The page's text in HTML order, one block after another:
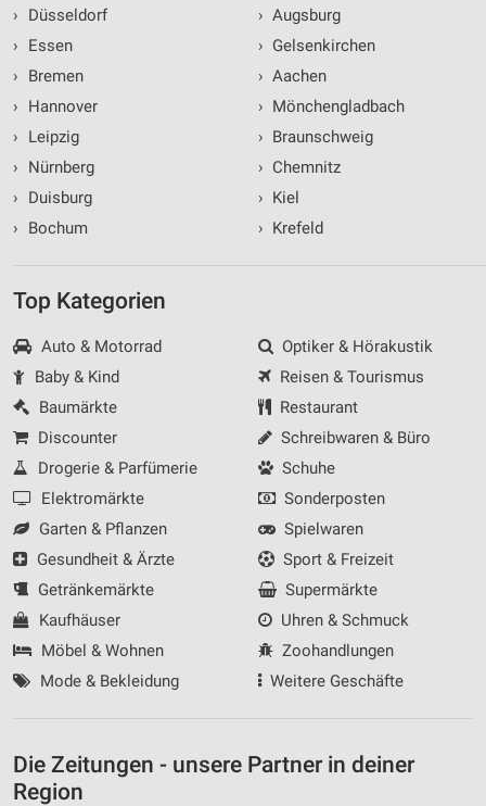
›
Düsseldorf
›
Essen
›
Bremen
›
Hannover
›
Leipzig
›
Nürnberg
›
Duisburg
›
Bochum
› Augsburg
› Gelsenkirchen
› Aachen
› Mönchengladbach
› Braunschweig
› Chemnitz
› Kiel
› Krefeld
Top Kategorien
Auto & Motorrad
Baby & Kind
Baumärkte
Discounter
Drogerie & Parfümerie
Elektromärkte
Garten & Pflanzen
Gesundheit & Ärzte
Getränkemärkte
Kaufhäuser
Möbel & Wohnen
Mode & Bekleidung
Optiker & Hörakustik
Reisen & Tourismus
Restaurant
Schreibwaren & Büro
Schuhe
Sonderposten
Spielwaren
Sport & Freizeit
Supermärkte
Uhren & Schmuck
Zoohandlungen
Weitere Geschäfte
Die Zeitungen - unsere Partner in deiner
Region